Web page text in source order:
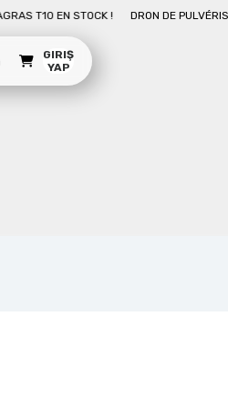
EN STOCK ! DRON DE PULVÉRISATION
GIRIŞ
YAP